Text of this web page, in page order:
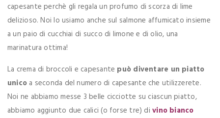
capesante perchè gli regala un profumo di scorza di lime
delizioso. Noi lo usiamo anche sul salmone affumicato insieme
a un paio di cucchiai di succo di limone e di olio, una
marinatura ottima!
La crema di broccoli e capesante può diventare un piatto
unico a seconda del numero di capesante che utilizzerete.
Noi ne abbiamo messe 3 belle cicciotte su ciascun piatto,
abbiamo aggiunto due calici (o forse tre) divino bianco